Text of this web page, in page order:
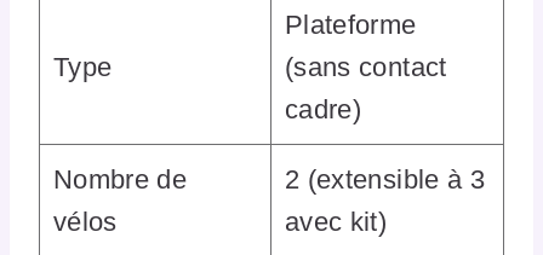
Type
Plateforme
(sans contact
cadre)
Nombre de
vélos
2 (extensible à 3
avec kit)